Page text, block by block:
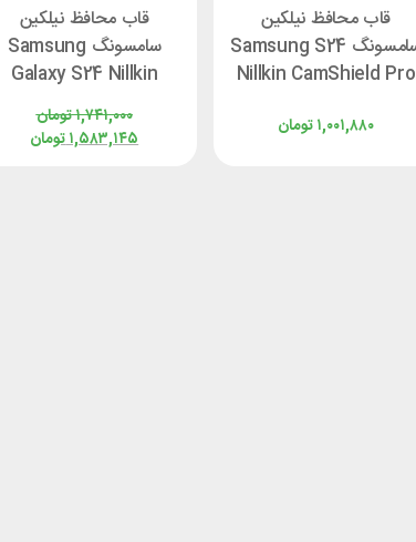
قاب محافظ نیلکین
سامسونگ Samsung S24
Nillkin CamShield Pro
تومان۱,۰۰۱,۸۸۰
قاب محافظ نیلکین
سامسونگ Samsung
Galaxy S24 Nillkin
CamShield Prop
تومان۱,۷۴۱,۰۰۰
تومان۱,۵۸۳,۱۴۵